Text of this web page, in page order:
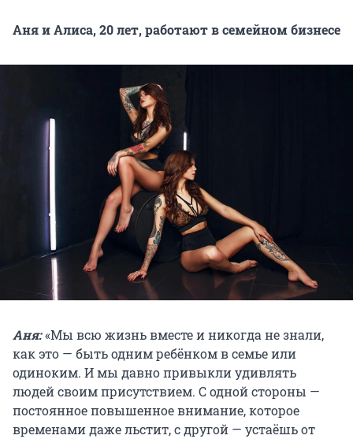
Аня и Алиса, 20 лет, работают в семейном бизнесе
Аня:«Мы всю жизнь вместе и никогда не знали,
как это — быть одним ребёнком в семье или
одиноким. И мы давно привыкли удивлять
людей своим присутствием. С одной стороны —
постоянное повышенное внимание, которое
временами даже льстит, с другой — устаёшь от